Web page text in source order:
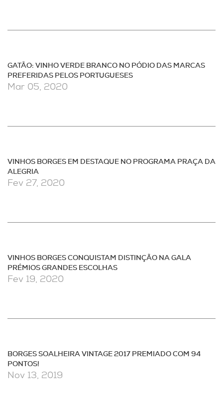
GATÃO: VINHO VERDE BRANCO NO PÓDIO DAS MARCAS
PREFERIDAS PELOS PORTUGUESES
Mar 05, 2020
VINHOS BORGES EM DESTAQUE NO PROGRAMA PRAÇA DA
ALEGRIA
Fev 27, 2020
VINHOS BORGES CONQUISTAM DISTINÇÃO NA GALA
PRÉMIOS GRANDES ESCOLHAS
Fev 19, 2020
BORGES SOALHEIRA VINTAGE 2017 PREMIADO COM 94
PONTOS!
Nov 13, 2019